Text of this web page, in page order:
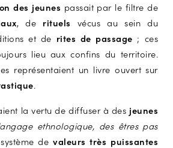
de la Région Grand Est
de patrimoine
des jeunes passait par le filtre de
, de rituels vécus au sein du
et de rites de passage ; ces
lieu aux confins du territoire.
représentaient un livre ouvert sur
.
la vertu de diffuser à des jeunes
ethnologique, des êtres pas
devaleurs très puissantes